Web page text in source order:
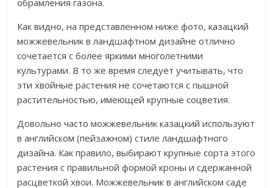
обрамления газона.
Как видно, на представленном ниже фото, казацкий
можжевельник в ландшафтном дизайне отлично
сочетается с более яркими многолетними
культурами. В то же время следует учитывать, что
эти хвойные растения не сочетаются с пышной
растительностью, имеющей крупные соцветия.
Довольно часто можжевельник казацкий используют
в английском (пейзажном) стиле ландшафтного
дизайна. Как правило, выбирают крупные сорта этого
растения с правильной формой кроны и сдержанной
расцветкой хвои. Можжевельник в английском саде